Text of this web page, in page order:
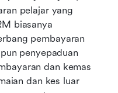
pelajar yang
biasanya
pembayaran
penyepaduan
dan kemas
dan kes luar